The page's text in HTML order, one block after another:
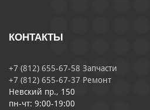
КОНТАКТЫ
+7 (812) 655-67-58 Запчасти
+7 (812) 655-67-37 Ремонт
Невский пр., 150
пн-чт: 9:00-19:00